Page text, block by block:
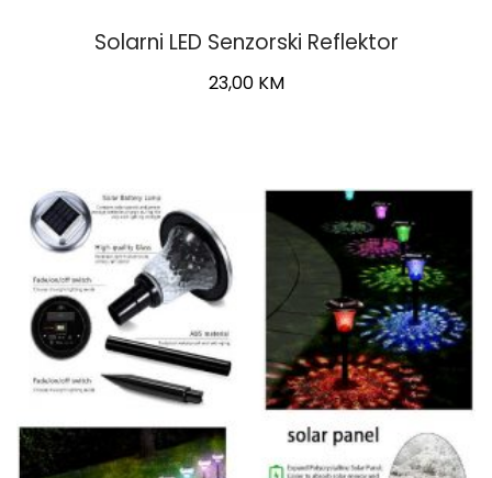
Solarni LED Senzorski Reflektor
23,00 KM